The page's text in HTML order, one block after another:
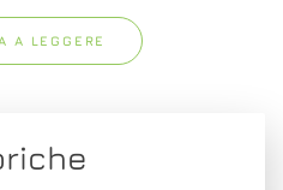
A LEGGERE